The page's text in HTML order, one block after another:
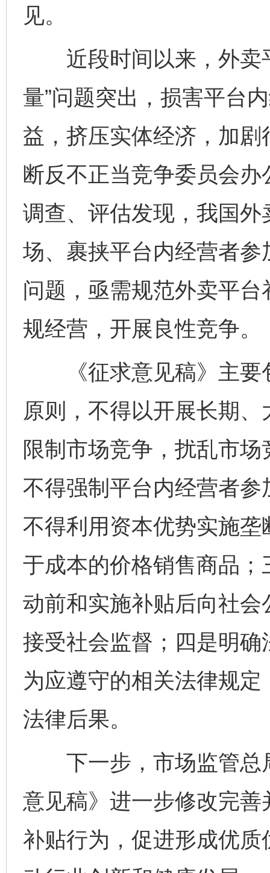
见。
近段时间以来，外卖
量”问题突出，损害平台
益，挤压实体经济，加剧
断反不正当竞争委员会
调查、评估发现，我国
场、裹挟平台内经营者
问题，亟需规范外卖平
规经营，开展良性竞争。
《征求意见稿》主要
原则，不得以开展长期
限制市场竞争，扰乱市
不得强制平台内经营者
不得利用资本优势实施
于成本的价格销售商品
动前和实施补贴后向社
接受社会监督；四是明
为应遵守的相关法律规
法律后果。
下一步，市场监管总
意见稿》进一步修改完
补贴行为，促进形成优